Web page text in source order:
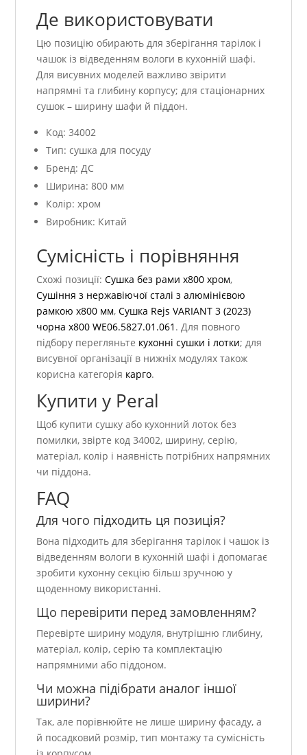
Де використовувати
Цю позицію обирають для зберігання тарілок і
чашок із відведенням вологи в кухонній шафі.
Для висувних моделей важливо звірити
напрямні та глибину корпусу; для стаціонарних
сушок – ширину шафи й піддон.
Код: 34002
Тип: сушка для посуду
Бренд: ДС
Ширина: 800 мм
Колір: хром
Виробник: Китай
Сумісність і порівняння
Схожі позиції:Сушка без рами х800 хром,
Сушіння з нержавіючої сталі з алюмінієвою
рамкою х800 мм,Сушка Rejs VARIANT 3 (2023)
чорна x800 WE06.5827.01.061 . Для повного
підбору перегляньте кухонні сушки і лотки; для
висувної організації в нижніх модулях також
корисна категорія карго.
Купити у Peral
Щоб купити сушку або кухонний лоток без
помилки, звірте код 34002, ширину, серію,
матеріал, колір і наявність потрібних напрямних
чи піддона.
FAQ
Для чого підходить ця позиція?
Вона підходить для зберігання тарілок і чашок із
відведенням вологи в кухонній шафі і допомагає
зробити кухонну секцію більш зручною у
щоденному використанні.
Що перевірити перед замовленням?
Перевірте ширину модуля, внутрішню глибину,
матеріал, колір, серію та комплектацію
напрямними або піддоном.
Чи можна підібрати аналог іншої
ширини?
Так, але порівнюйте не лише ширину фасаду, а
й посадковий розмір, тип монтажу та сумісність